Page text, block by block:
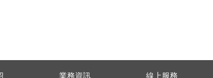
業務資訊 線上服務